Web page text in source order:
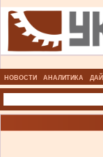
НОВОСТИ АНАЛИТИКА